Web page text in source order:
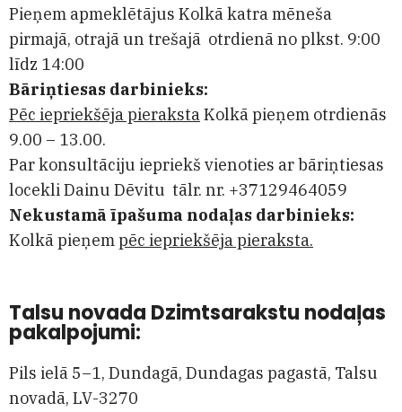
Pieņem apmeklētājus Kolkā katra mēneša
pirmajā, otrajā un trešajā otrdienā no plkst. 9:00
līdz 14:00
Bāriņtiesas darbinieks:
Pēc iepriekšēja pierakstaKolkā pieņem otrdienās
9.00 – 13.00.
Par konsultāciju iepriekš vienoties ar bāriņtiesas
locekli Dainu Dēvitu tālr. nr. +37129464059
Nekustamā īpašuma nodaļas darbinieks:
Kolkā pieņempēc iepriekšēja pieraksta.
Talsu novada Dzimtsarakstu nodaļas
pakalpojumi:
Pils ielā 5–1, Dundagā, Dundagas pagastā, Talsu
novadā, LV-3270